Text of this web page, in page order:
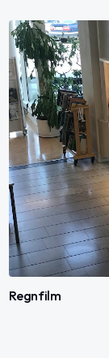
Regnfilm